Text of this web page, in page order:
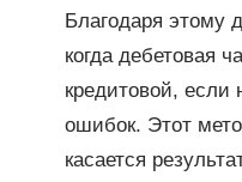
Благодаря этому
когда дебетовая
кредитовой,
ошибок. Этот
касается